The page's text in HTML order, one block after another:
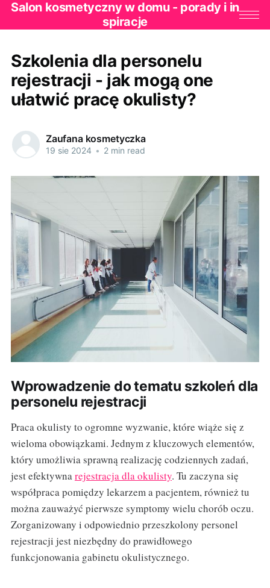
Salon kosmetyczny w domu - porady i in
spiracje
Szkolenia dla personelu
rejestracji - jak mogą one
ułatwić pracę okulisty?
Zaufana kosmetyczka
19 sie 2024 • 2 min read
Wprowadzenie do tematu szkoleń dla
personelu rejestracji
Praca okulisty to ogromne wyzwanie, które wiąże się z
wieloma obowiązkami. Jednym z kluczowych elementów,
który umożliwia sprawną realizację codziennych zadań,
jest efektywnarejestracja dla okulisty. Tu zaczyna się
współpraca pomiędzy lekarzem a pacjentem, również tu
można zauważyć pierwsze symptomy wielu chorób oczu.
Zorganizowany i odpowiednio przeszkolony personel
rejestracji jest niezbędny do prawidłowego
funkcjonowania gabinetu okulistycznego.